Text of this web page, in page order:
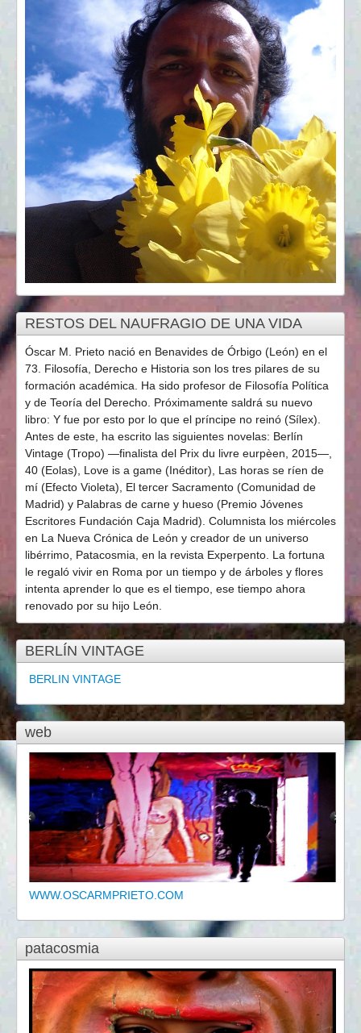
RESTOS DEL NAUFRAGIO DE UNA VIDA
Óscar M. Prieto nació en Benavides de Órbigo (León) en el
73. Filosofía, Derecho e Historia son los tres pilares de su
formación académica. Ha sido profesor de Filosofía Política
y de Teoría del Derecho. Próximamente saldrá su nuevo
libro: Y fue por esto por lo que el príncipe no reinó (Sílex).
Antes de este, ha escrito las siguientes novelas: Berlín
Vintage (Tropo) —finalista del Prix du livre eurpèen, 2015—,
40 (Eolas), Love is a game (Inéditor), Las horas se ríen de
mí (Efecto Violeta), El tercer Sacramento (Comunidad de
Madrid) y Palabras de carne y hueso (Premio Jóvenes
Escritores Fundación Caja Madrid). Columnista los miércoles
en La Nueva Crónica de León y creador de un universo
libérrimo, Patacosmia, en la revista Experpento. La fortuna
le regaló vivir en Roma por un tiempo y de árboles y flores
intenta aprender lo que es el tiempo, ese tiempo ahora
renovado por su hijo León.
BERLÍN VINTAGE
BERLIN VINTAGE
web
WWW.OSCARMPRIETO.COM
patacosmia